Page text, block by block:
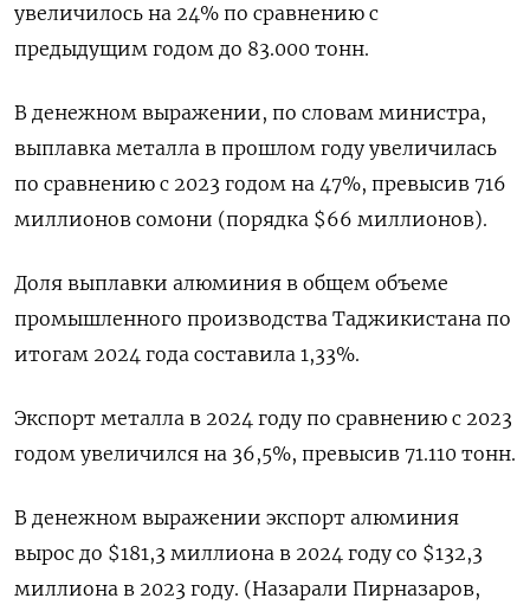
увеличилось на 24% по сравнению с
предыдущим годом до 83.000 тонн.
В денежном выражении, по словам министра,
выплавка металла в прошлом году увеличилась
по сравнению с 2023 годом на 47%, превысив 716
миллионов сомони (порядка $66 миллионов).
Доля выплавки алюминия в общем объеме
промышленного производства Таджикистана по
итогам 2024 года составила 1,33%.
Экспорт металла в 2024 году по сравнению с 2023
годом увеличился на 36,5%, превысив 71.110 тонн.
В денежном выражении экспорт алюминия
вырос до $181,3 миллиона в 2024 году со $132,3
миллиона в 2023 году. (Назарали Пирназаров,